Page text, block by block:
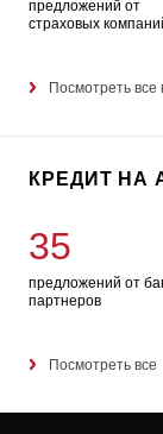
предложений от
страховых
Посмотреть
КРЕДИТ НА
35
предложений от
партнеров
Посмотреть все